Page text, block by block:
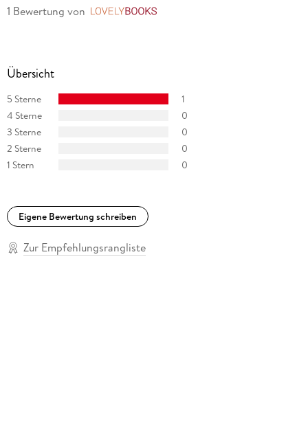
1 Bewertung von
Übersicht
5 Sterne
1
4 Sterne
0
3 Sterne
0
2 Sterne
0
1 Stern
0
Eigene Bewertung schreiben
Zur Empfehlungsrangliste